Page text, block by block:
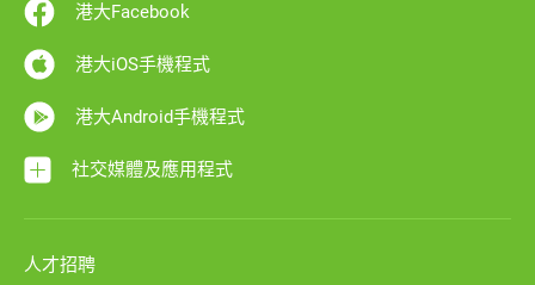
港大Facebook
港大iOS手機程式
港大Android手機程式
社交媒體及應用程式
人才招聘